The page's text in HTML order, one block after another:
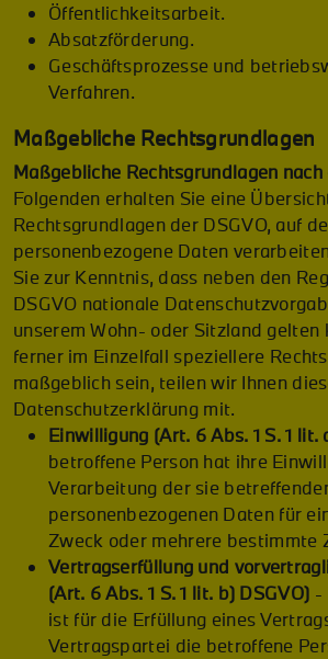
Öffentlichkeitsarbeit.
Absatzförderung.
Geschäftsprozesse und
Verfahren.
Maßgebliche Rechtsgrundlagen
Maßgebliche Rechtsgrundlagen nach
Folgenden erhalten Sie eine
Rechtsgrundlagen der DSGVO, auf
personenbezogene Daten
Sie zur Kenntnis, dass neben den
DSGVO nationale
unserem Wohn- oder Sitzland gelten
ferner im Einzelfall speziellere
maßgeblich sein, teilen wir Ihnen
Datenschutzerklärung mit.
Einwilligung (Art. 6 Abs. 1 S. 1 lit.
betroffene Person hat ihre
Verarbeitung der sie
personenbezogenen Daten für
Zweck oder mehrere bestimmte
Vertragserfüllung und
(Art. 6 Abs. 1 S. 1 lit. b) DSGVO) -
ist für die Erfüllung eines
Vertragspartei die betroffene